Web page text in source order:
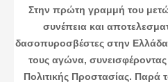
Στην πρώτη γραμμή του
συνέπεια και
δασοπυροσβέστες στην Ελλάδα
τους αγώνα,
Πολιτικής Προστασίας. Παρά